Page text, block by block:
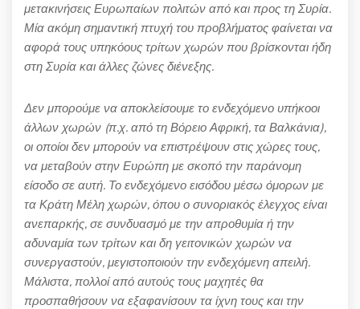
μετακινήσεις Ευρωπαίων πολιτών από και προς τη Συρία.
Μία ακόμη σημαντική πτυχή του προβλήματος φαίνεται να
αφορά τους υπηκόους τρίτων χωρών που βρίσκονται ήδη
στη Συρία και άλλες ζώνες διένεξης.
Δεν μπορούμε να αποκλείσουμε το ενδεχόμενο υπήκοοι
άλλων χωρών (π.χ. από τη Βόρειο Αφρική, τα Βαλκάνια),
οι οποίοι δεν μπορούν να επιστρέψουν στις χώρες τους,
να μεταβούν στην Ευρώπη με σκοπό την παράνομη
είσοδο σε αυτή. Το ενδεχόμενο εισόδου μέσω όμορων με
τα Κράτη Μέλη χωρών, όπου ο συνοριακός έλεγχος είναι
ανεπαρκής, σε συνδυασμό με την απροθυμία ή την
αδυναμία των τρίτων και δη γειτονικών χωρών να
συνεργαστούν, μεγιστοποιούν την ενδεχόμενη απειλή.
Μάλιστα, πολλοί από αυτούς τους μαχητές θα
προσπαθήσουν να εξαφανίσουν τα ίχνη τους και την